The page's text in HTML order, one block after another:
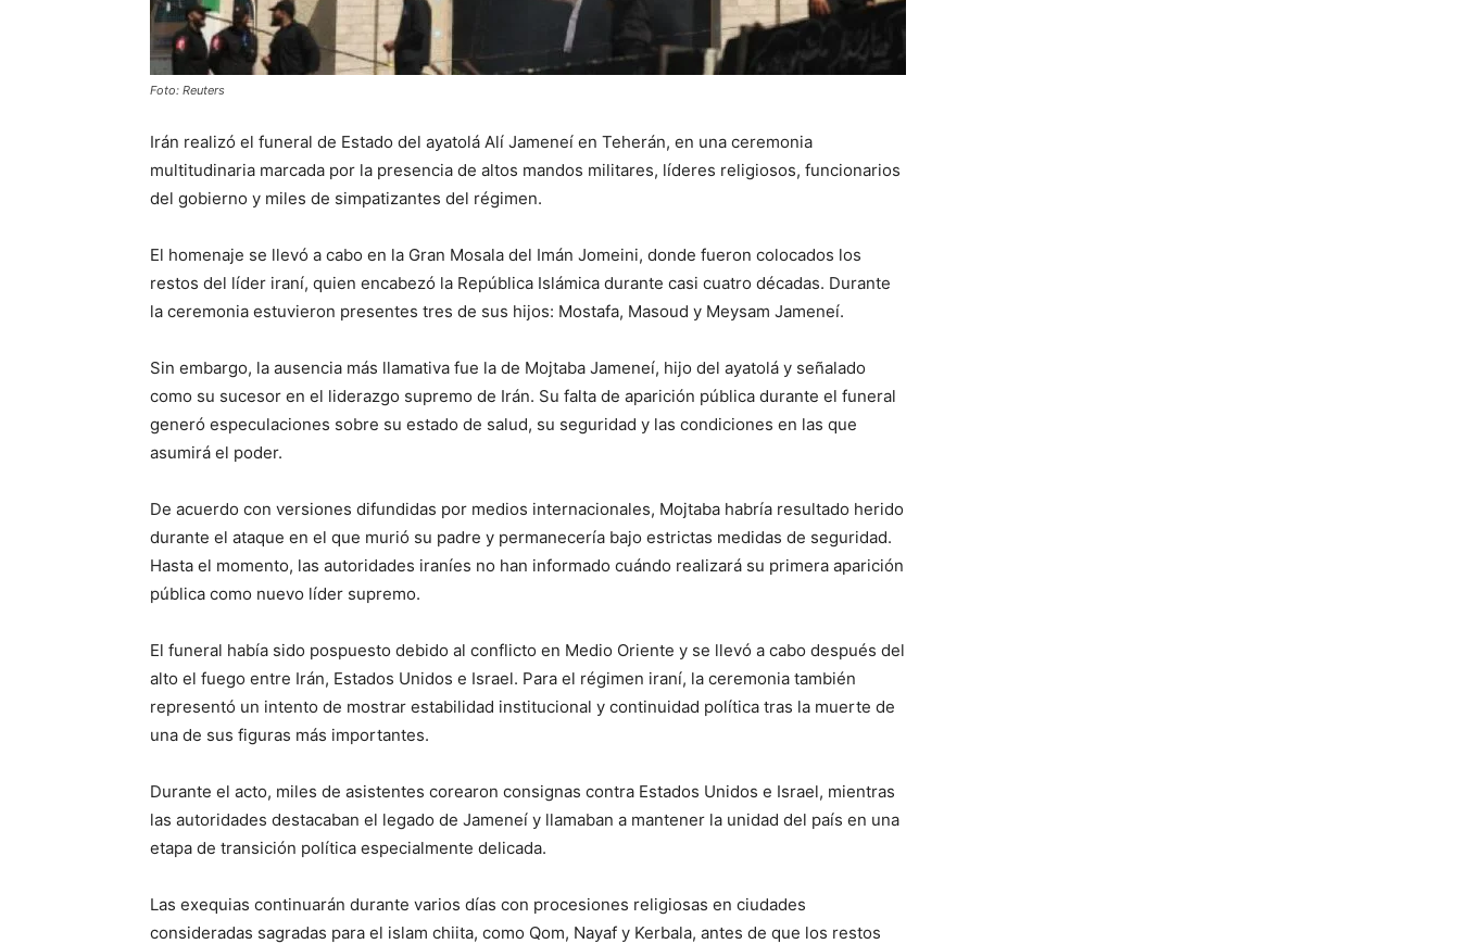
Foto: Reuters
Irán realizó el funeral de Estado del ayatolá Alí Jameneí en Teherán, en una ceremonia
multitudinaria marcada por la presencia de altos mandos militares, líderes religiosos, funcionarios
del gobierno y miles de simpatizantes del régimen.
El homenaje se llevó a cabo en la Gran Mosala del Imán Jomeini, donde fueron colocados los
restos del líder iraní, quien encabezó la República Islámica durante casi cuatro décadas. Durante
la ceremonia estuvieron presentes tres de sus hijos: Mostafa, Masoud y Meysam Jameneí.
Sin embargo, la ausencia más llamativa fue la de Mojtaba Jameneí, hijo del ayatolá y señalado
como su sucesor en el liderazgo supremo de Irán. Su falta de aparición pública durante el funeral
generó especulaciones sobre su estado de salud, su seguridad y las condiciones en las que
asumirá el poder.
De acuerdo con versiones difundidas por medios internacionales, Mojtaba habría resultado herido
durante el ataque en el que murió su padre y permanecería bajo estrictas medidas de seguridad.
Hasta el momento, las autoridades iraníes no han informado cuándo realizará su primera aparición
pública como nuevo líder supremo.
El funeral había sido pospuesto debido al conflicto en Medio Oriente y se llevó a cabo después del
alto el fuego entre Irán, Estados Unidos e Israel. Para el régimen iraní, la ceremonia también
representó un intento de mostrar estabilidad institucional y continuidad política tras la muerte de
una de sus figuras más importantes.
Durante el acto, miles de asistentes corearon consignas contra Estados Unidos e Israel, mientras
las autoridades destacaban el legado de Jameneí y llamaban a mantener la unidad del país en una
etapa de transición política especialmente delicada.
Las exequias continuarán durante varios días con procesiones religiosas en ciudades
consideradas sagradas para el islam chiita, como Qom, Nayaf y Kerbala, antes de que los restos